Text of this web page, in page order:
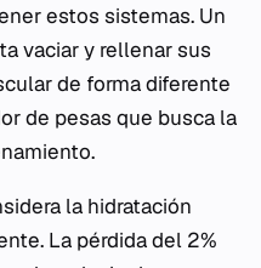
estos sistemas. Un
vaciar y rellenar sus
de forma diferente
de pesas que busca la
la hidratación
La pérdida del 2%